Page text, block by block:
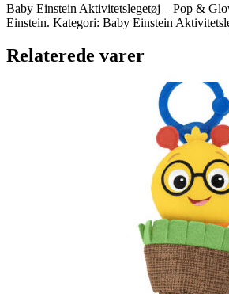
Baby Einstein Aktivitetslegetøj – Pop &
Einstein. Kategori: Baby Einstein
Relaterede varer